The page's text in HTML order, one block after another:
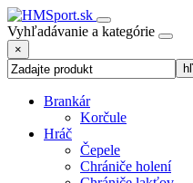
Vyhľadávanie a kategórie
×
Brankár
Korčule
Hráč
Čepele
Chrániče holení